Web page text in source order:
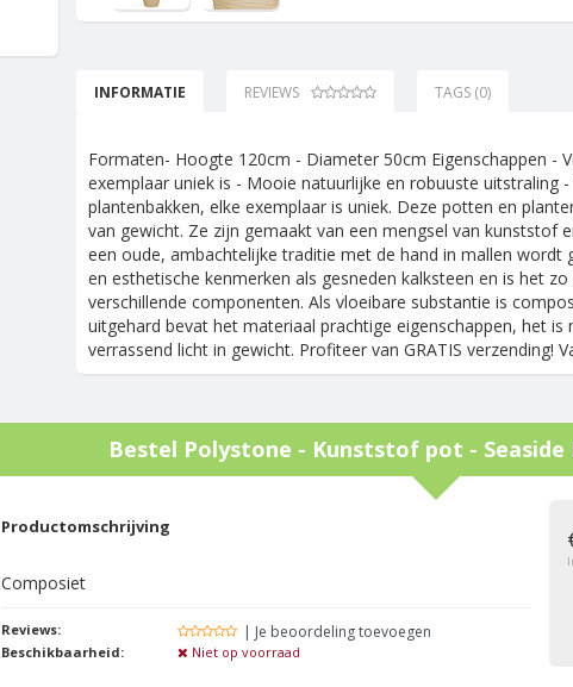
INFORMATIE REVIEWS TAGS (0)
Formaten- Hoogte 120cm - Diameter 50cm Eigenschappen -
exemplaar uniek is - Mooie natuurlijke en robuuste uitstraling
plantenbakken, elke exemplaar is uniek. Deze potten en
van gewicht. Ze zijn gemaakt van een mengsel van kunststof
een oude, ambachtelijke traditie met de hand in mallen wordt
en esthetische kenmerken als gesneden kalksteen en is het
verschillende componenten. Als vloeibare substantie is
uitgehard bevat het materiaal prachtige eigenschappen, het
verrassend licht in gewicht. Profiteer van GRATIS verzending!
Bestel Polystone - Kunststof pot - Seaside
Productomschrijving
Composiet
Reviews: | Je beoordeling toevoegen
Beschikbaarheid: Niet op voorraad